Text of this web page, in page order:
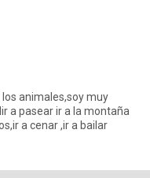
animales,soy muy
a pasear ir a la montaña
a cenar ,ir a bailar